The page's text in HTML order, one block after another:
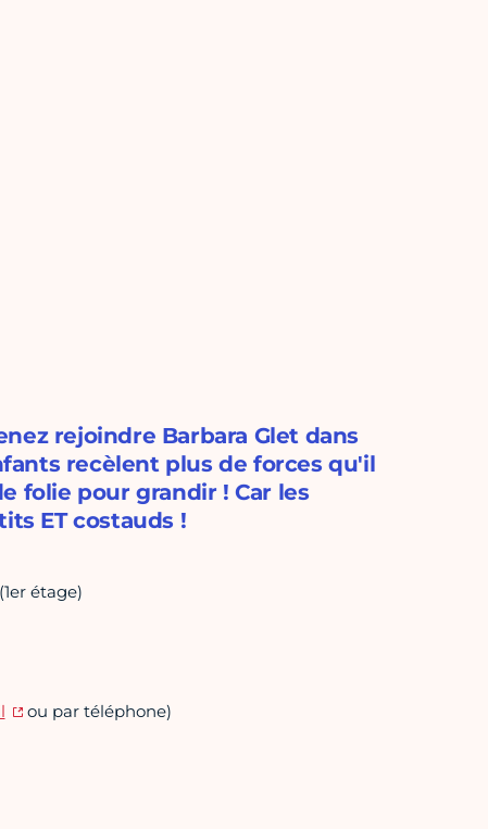
rejoindre Barbara Glet dans
recèlent plus de forces qu'il
folie pour grandir ! Car les
ET costauds !
étage)
ou par téléphone)